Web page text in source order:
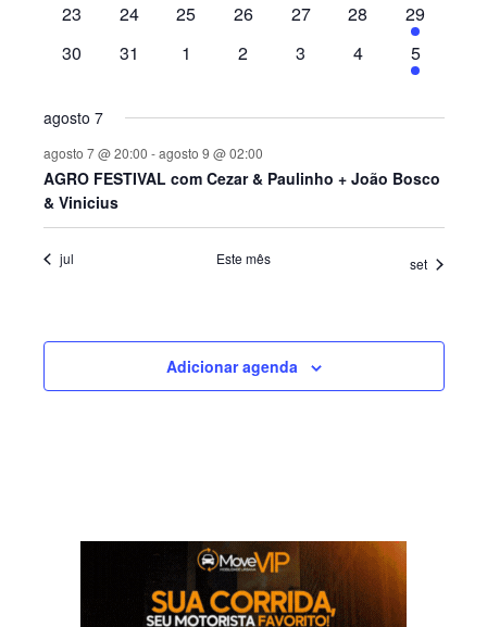
Eventos
0
23
0
24
0
25
0
26
0
27
0
28
3
eventos
29
0
30
0
31
0
1
0
2
0
3
0
eventos
4
1
evento
5
agosto 7
agosto 7 @ 20:00 -agosto 9 @ 02:00
AGRO FESTIVAL com Cezar & Paulinho + João Bosco
& Vinicius
jul Este mês set
Adicionar agenda